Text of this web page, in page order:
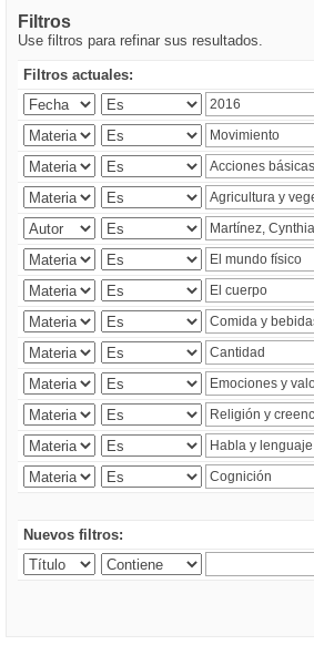
Filtros
Use filtros para refinar sus resultados.
Filtros actuales:
Nuevos filtros: